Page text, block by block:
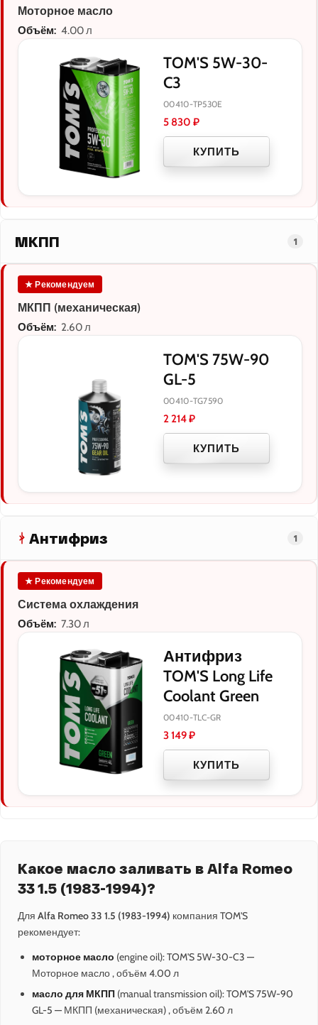
Моторное масло
Объём: 4.00 л
TOM'S 5W-30-
C3
00410-TP530E
5 830 ₽
КУПИТЬ
МКПП 1
★ Рекомендуем
МКПП (механическая)
Объём: 2.60 л
TOM'S 75W-90
GL-5
00410-TG7590
2 214₽
КУПИТЬ
Антифриз 1
★ Рекомендуем
Система охлаждения
Объём: 7.30 л
Антифриз
TOM'S Long Life
Coolant Green
00410-TLC-GR
3 149₽
КУПИТЬ
Какое масло заливать в Alfa Romeo
33 1.5 (1983-1994)?
Для Alfa Romeo 33 1.5 (1983-1994) компания TOM'S
рекомендует:
моторное масло (engine oil): TOM'S 5W-30-C3 —
Моторное масло , объём 4.00 л
масло для МКПП (manual transmission oil): TOM'S 75W-90
GL-5 — МКПП (механическая) , объём 2.60 л